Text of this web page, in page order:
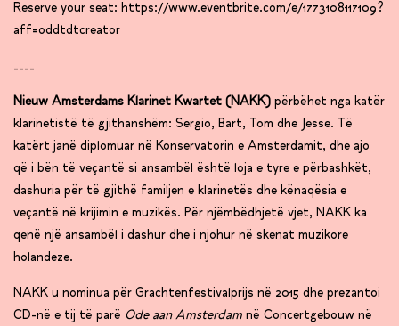
Reserve your seat: https://www.eventbrite.com/e/1773108117109?
aff=oddtdtcreator
____
Nieuw Amsterdams Klarinet Kwartet (NAKK) përbëhet nga katër
klarinetistë të gjithanshëm: Sergio, Bart, Tom dhe Jesse. Të
katërt janë diplomuar në Konservatorin e Amsterdamit, dhe ajo
që i bën të veçantë si ansambël është loja e tyre e përbashkët,
dashuria për të gjithë familjen e klarinetës dhe kënaqësia e
veçantë në krijimin e muzikës. Për njëmbëdhjetë vjet, NAKK ka
qenë një ansambël i dashur dhe i njohur në skenat muzikore
holandeze.
NAKK u nominua për Grachtenfestivalprijs në 2015 dhe prezantoi
CD-në e tij të parë Ode aan Amsterdam në Concertgebouw në